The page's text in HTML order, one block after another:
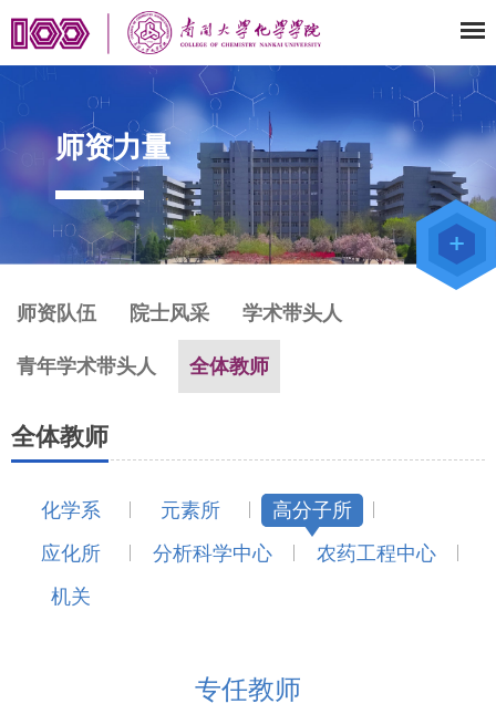
师资力量
师资力量
师资队伍 院士风采 学术带头人
青年学术带头人 全体教师
全体教师
化学系 元素所
高分子所
应化所
分析科学中心
农药工程中心
机关
专任教师